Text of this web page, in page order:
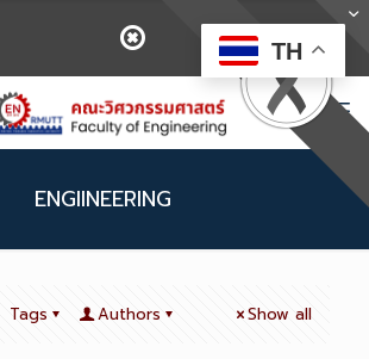
ENGIINEERING
Tags Authors Show all
TH